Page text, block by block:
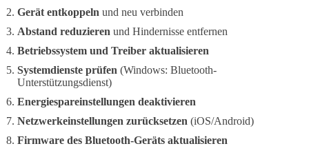
Gerät entkoppeln und neu verbinden
Abstand reduzieren und Hindernisse entfernen
Betriebssystem und Treiber aktualisieren
Systemdienste prüfen (Windows: Bluetooth-
Unterstützungsdienst)
Energiespareinstellungen deaktivieren
Netzwerkeinstellungen zurücksetzen (iOS/Android)
Firmware des Bluetooth-Geräts aktualisieren